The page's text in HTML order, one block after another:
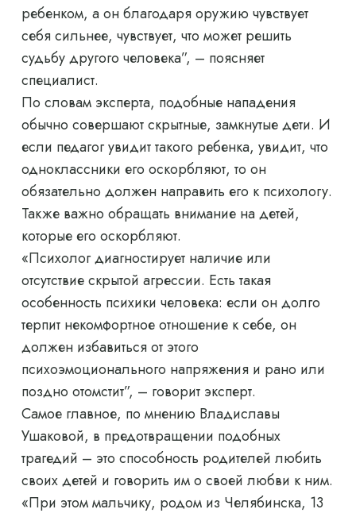
ребенком, а он благодаря оружию чувствует
себя сильнее, чувствует, что может решить
судьбу другого человека”, – поясняет
специалист.
По словам эксперта, подобные нападения
обычно совершают скрытные, замкнутые дети. И
если педагог увидит такого ребенка, увидит, что
одноклассники его оскорбляют, то он
обязательно должен направить его к психологу.
Также важно обращать внимание на детей,
которые его оскорбляют.
«Психолог диагностирует наличие или
отсутствие скрытой агрессии. Есть такая
особенность психики человека: если он долго
терпит некомфортное отношение к себе, он
должен избавиться от этого
психоэмоционального напряжения и рано или
поздно отомстит”, – говорит эксперт.
Самое главное, по мнению Владиславы
Ушаковой, в предотвращении подобных
трагедий – это способность родителей любить
своих детей и говорить им о своей любви к ним.
«При этом мальчику, родом из Челябинска, 13